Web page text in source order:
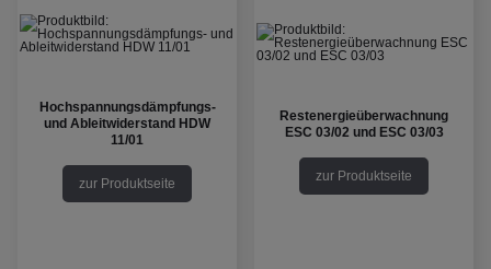
Hochspannungsdämpfungs-
und Ableitwiderstand HDW
11/01
zur Produktseite
Restenergieüberwachnung
ESC 03/02 und ESC 03/03
zur Produktseite